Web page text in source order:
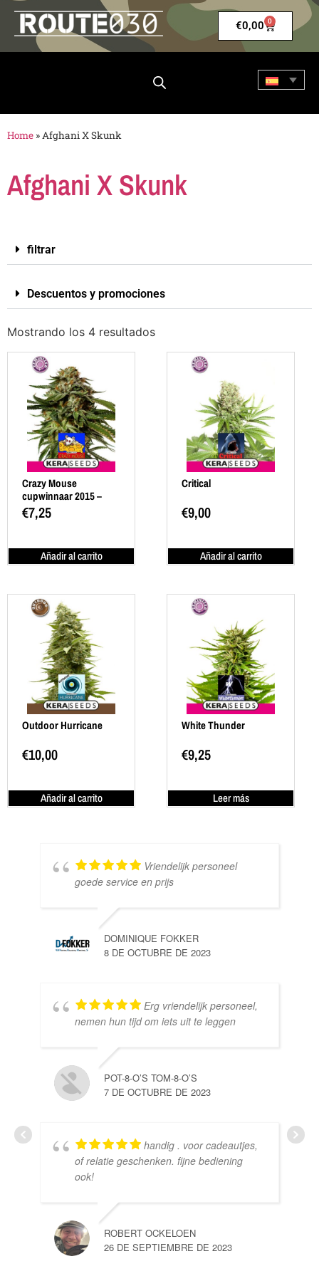
€0,00 0
Home » Afghani X Skunk
Afghani X Skunk
filtrar
Descuentos y promociones
Mostrando los 4 resultados
Crazy Mouse
cupwinnaar 2015 –
2019
€7,25
Añadir al carrito
Critical
€9,00
Añadir al carrito
Outdoor Hurricane
€10,00
Añadir al carrito
White Thunder
€9,25
Leer más
Vriendelijk personeel
goede service en prijs
DOMINIQUE FOKKER
8 DE OCTUBRE DE 2023
Erg vriendelijk personeel,
nemen hun tijd om iets uit te leggen
POT-8-O’S TOM-8-O’S
7 DE OCTUBRE DE 2023
handig . voor cadeautjes,
of relatie geschenken. fijne bediening
ook!
ROBERT OCKELOEN
26 DE SEPTIEMBRE DE 2023